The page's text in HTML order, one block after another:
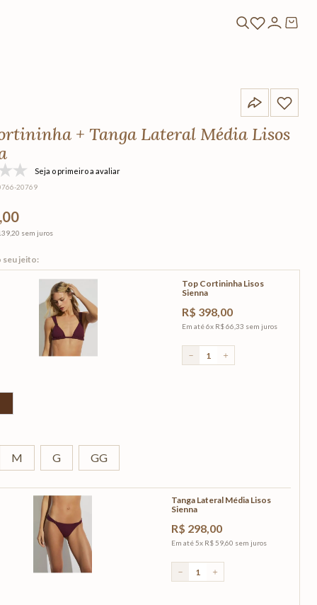
+ Tanga Lateral Média Lisos
Seja o primeiro a avaliar
20769
sem juros
Top Cortininha Lisos
Sienna
R$ 398,00
Em até6x R$66 ,33 sem juros
＋
－
M G GG
Tanga Lateral Média Lisos
Sienna
R$ 298,00
Em até 5x R$ 59,60 sem juros
＋
－